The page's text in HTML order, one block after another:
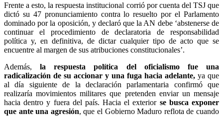
Frente a esto, la respuesta institucional corrió por cuenta del TSJ que
dictó su 47 pronunciamiento contra lo resuelto por el Parlamento
dominado por la oposición, y declaró que la AN debe ‘abstenerse de
continuar el procedimiento de declaratoria de responsabilidad
política y, en definitiva, de dictar cualquier tipo de acto que se
encuentre al margen de sus atribuciones constitucionales’.
Además,la respuesta política del oficialismo fue una
radicalización de su accionar y una fuga hacia adelante, ya que
al día siguiente de la declaración parlamentaria confirmó que
realizaría movimientos militares que pretenden enviar un mensaje
hacia dentro y fuera del país. Hacia el exterior se busca exponer
que ante una agresión, que el Gobierno Maduro reflota de cuando